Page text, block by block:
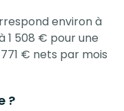
environ à
1 508 € pour une
€ nets par mois
?